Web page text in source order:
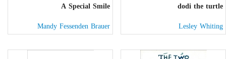
dodi the turtle
Lesley Whiting
A Special Smile
Mandy Fessenden Brauer